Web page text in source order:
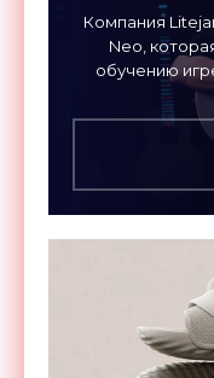
Компания
Neo,
обучению
инструментов